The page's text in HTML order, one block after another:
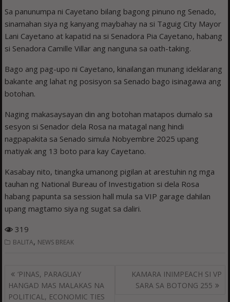
Sa panunumpa ni Cayetano bilang bagong pinuno ng Senado,
sinamahan siya ng kanyang maybahay na si Taguig City Mayor
Lani Cayetano at kapatid na si Senadora Pia Cayetano, habang
si Senadora Camille Villar ang nanguna sa oath-taking.
Bago ang pag-upo ni Cayetano, kinailangan munang ideklarang
bakante ang lahat ng posisyon sa Senado bago isinagawa ang
botohan.
Naging makasaysayan din ang botohan matapos dumalo sa
sesyon si Senador dela Rosa na matagal nang hindi
nagpapakita sa Senado simula Nobyembre 2025 upang
matiyak ang 13 boto para kay Cayetano.
Kasabay nito, tinangka umanong pigilan at arestuhin ng mga
tauhan ng National Bureau of Investigation si dela Rosa
habang papunta sa session hall mula sa VIP garage dahilan
upang magtamo siya ng sugat sa daliri.
319
BALITA, NEWS BREAK
Post
navigation
‘PINAS, PARAGUAY
HANGAD MAS MALAKAS NA
POLITICAL, ECONOMIC TIES
KAMARA INIMPEACH SI VP
SARA SA BOTONG 255